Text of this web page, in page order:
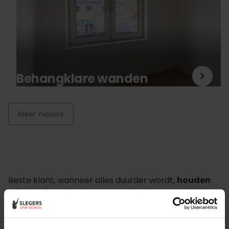
Behangklare wanden
Meer nieuws
Beste klant, wanneer alles duurder wordt, houden
wij de prijzen laag.Daarom zijn al onze extra
services gratis of goed betaalbaar. Wilt u pas